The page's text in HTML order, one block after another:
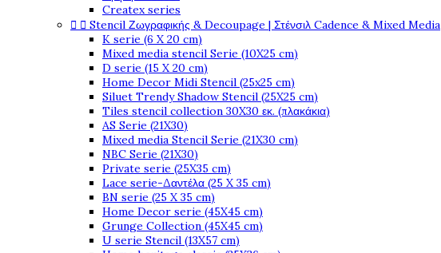
Createx series
  Stencil Ζωγραφικής & Decoupage | Στένσιλ Cadence & Mixed Media
K serie (6 X 20 cm)
Mixed media stencil Serie (10X25 cm)
D serie (15 X 20 cm)
Home Decor Midi Stencil (25x25 cm)
Siluet Trendy Shadow Stencil (25X25 cm)
Tiles stencil collection 30X30 εκ. (πλακάκια)
AS Serie (21X30)
Mixed media Stencil Serie (21X30 cm)
NBC Serie (21X30)
Private serie (25X35 cm)
Lace serie-Δαντέλα (25 X 35 cm)
BN serie (25 X 35 cm)
Home Decor serie (45X45 cm)
Grunge Collection (45X45 cm)
U serie Stencil (13X57 cm)